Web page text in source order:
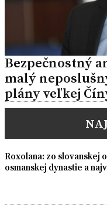
Bezpečnostný
malý
plány veľkej
Roxolana: zo slovanskej
osmanskej dynastie a